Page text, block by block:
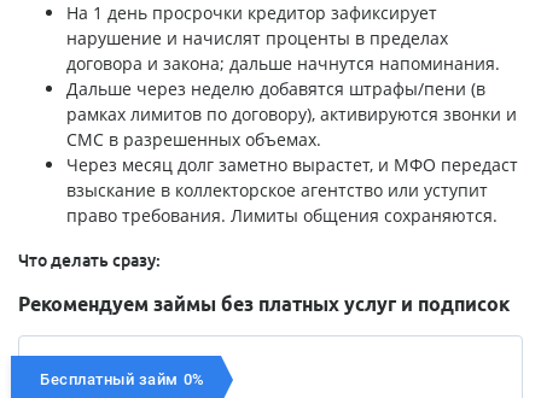
На 1 день просрочки кредитор зафиксирует
нарушение и начислят проценты в пределах
договора и закона; дальше начнутся напоминания.
Дальше через неделю добавятся штрафы/пени (в
рамках лимитов по договору), активируются звонки и
СМС в разрешенных объемах.
Через месяц долг заметно вырастет, и МФО передаст
взыскание в коллекторское агентство или уступит
право требования. Лимиты общения сохраняются.
Что делать сразу:
Рекомендуем займы без платных услуг и подписок
Бесплатный займ 0%